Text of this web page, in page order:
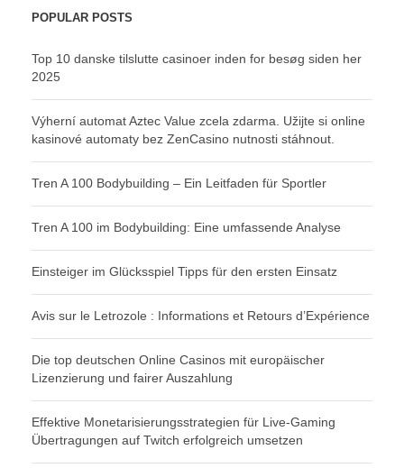
POPULAR POSTS
Top 10 danske tilslutte casinoer inden for besøg siden her
2025
Výherní automat Aztec Value zcela zdarma. Užijte si online
kasinové automaty bez ZenCasino nutnosti stáhnout.
Tren A 100 Bodybuilding – Ein Leitfaden für Sportler
Tren A 100 im Bodybuilding: Eine umfassende Analyse
Einsteiger im Glücksspiel Tipps für den ersten Einsatz
Avis sur le Letrozole : Informations et Retours d’Expérience
Die top deutschen Online Casinos mit europäischer
Lizenzierung und fairer Auszahlung
Effektive Monetarisierungsstrategien für Live-Gaming
Übertragungen auf Twitch erfolgreich umsetzen